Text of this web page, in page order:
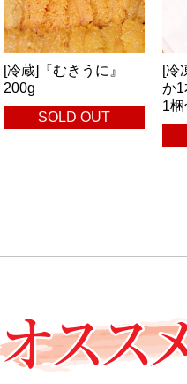
[冷蔵]『むきうに』
200g
SOLD OUT
[冷
か
1梱